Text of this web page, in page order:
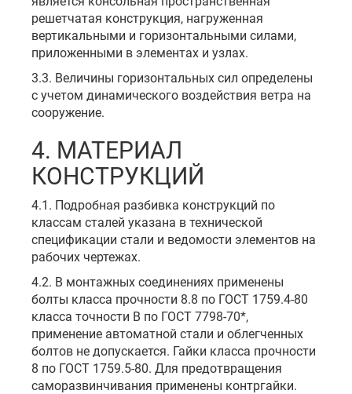
решетчатая конструкция, нагруженная
вертикальными и горизонтальными силами,
приложенными в элементах и узлах.
3.3. Величины горизонтальных сил определены
с учетом динамического воздействия ветра на
сооружение.
4. МАТЕРИАЛ
КОНСТРУКЦИЙ
4.1. Подробная разбивка конструкций по
классам сталей указана в технической
спецификации стали и ведомости элементов на
рабочих чертежах.
4.2. В монтажных соединениях применены
болты класса прочности 8.8 по ГОСТ 1759.4-80
класса точности В по ГОСТ 7798-70*,
применение автоматной стали и облегченных
болтов не допускается. Гайки класса прочности
8 по ГОСТ 1759.5-80. Для предотвращения
саморазвинчивания применены контргайки.